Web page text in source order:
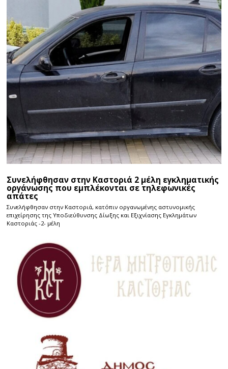
Συνελήφθησαν στην Καστοριά 2 μέλη εγκληματικής
οργάνωσης που εμπλέκονται σε τηλεφωνικές
απάτες
Συνελήφθησαν στην Καστοριά, κατόπιν οργανωμένης αστυνομικής
επιχείρησης της Υποδιεύθυνσης Δίωξης και Εξιχνίασης Εγκλημάτων
Καστοριάς -2- μέλη